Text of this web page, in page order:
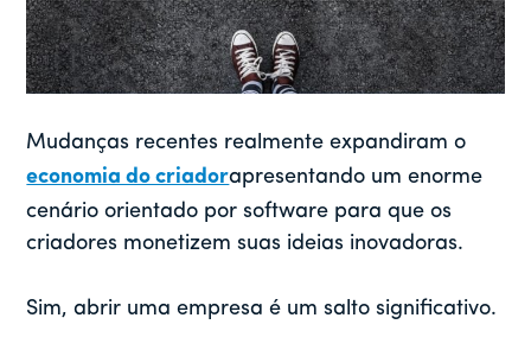
Mudanças recentes realmente expandiram o
economia do criadorapresentando um enorme
cenário orientado por software para que os
criadores monetizem suas ideias inovadoras.
Sim, abrir uma empresa é um salto significativo.